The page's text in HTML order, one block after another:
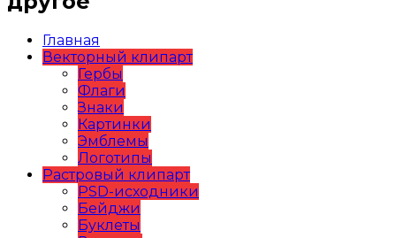
Главная
Векторный клипарт
Гербы
Флаги
Знаки
Картинки
Эмблемы
Логотипы
Растровый клипарт
PSD-исходники
Бейджи
Буклеты